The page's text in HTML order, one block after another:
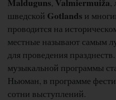
шведской Gotlands и
проводится на
местные называют самым
для проведения
музыкальной программы
Ньюман, в программе
сотни выступлений.